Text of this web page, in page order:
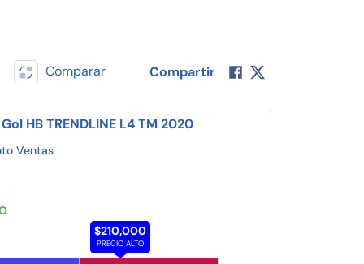
Comparar Compartir
HB TRENDLINE L4 TM 2020
Ventas
$210,000
PRECIO ALTO